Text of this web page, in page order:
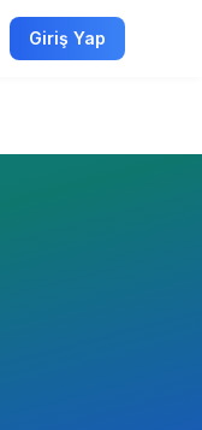
Giriş Yap